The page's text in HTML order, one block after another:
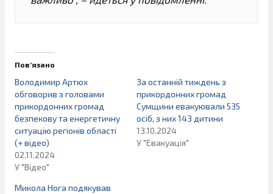
Пов’язано
Володимир Артюх
обговорив з головами
прикордонних громад
безпекову та енергетичну
ситуацію регіонів області
(+ відео)
02.11.2024
У "Відео"
За останній тиждень з
прикордонних громад
Сумщини евакуювали 535
осіб, з них 143 дитини
13.10.2024
У "Евакуація"
Микола Нога подякував